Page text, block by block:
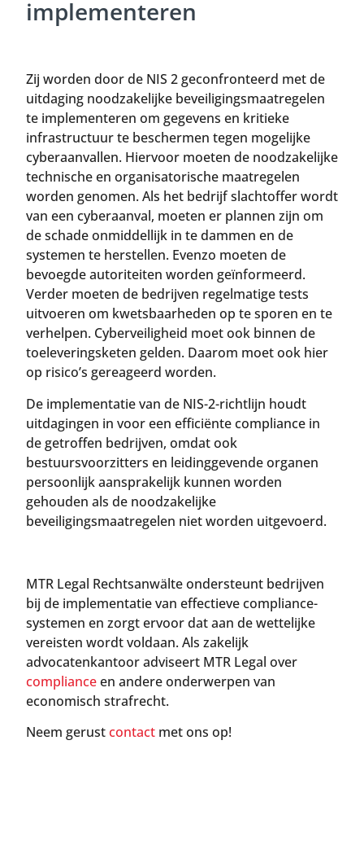
implementeren
Zij worden door de NIS 2 geconfronteerd met de
uitdaging noodzakelijke beveiligingsmaatregelen
te implementeren om gegevens en kritieke
infrastructuur te beschermen tegen mogelijke
cyberaanvallen. Hiervoor moeten de noodzakelijke
technische en organisatorische maatregelen
worden genomen. Als het bedrijf slachtoffer wordt
van een cyberaanval, moeten er plannen zijn om
de schade onmiddellijk in te dammen en de
systemen te herstellen. Evenzo moeten de
bevoegde autoriteiten worden geïnformeerd.
Verder moeten de bedrijven regelmatige tests
uitvoeren om kwetsbaarheden op te sporen en te
verhelpen. Cyberveiligheid moet ook binnen de
toeleveringsketen gelden. Daarom moet ook hier
op risico’s gereageerd worden.
De implementatie van de NIS-2-richtlijn houdt
uitdagingen in voor een efficiënte compliance in
de getroffen bedrijven, omdat ook
bestuursvoorzitters en leidinggevende organen
persoonlijk aansprakelijk kunnen worden
gehouden als de noodzakelijke
beveiligingsmaatregelen niet worden uitgevoerd.
MTR Legal Rechtsanwälte ondersteunt bedrijven
bij de implementatie van effectieve compliance-
systemen en zorgt ervoor dat aan de wettelijke
vereisten wordt voldaan. Als zakelijk
advocatenkantoor adviseert MTR Legal over
complianceen andere onderwerpen van
economisch strafrecht.
Neem gerustcontact met ons op!